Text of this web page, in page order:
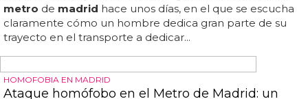
Salvemos Berkana, la librería LGBT de Madrid